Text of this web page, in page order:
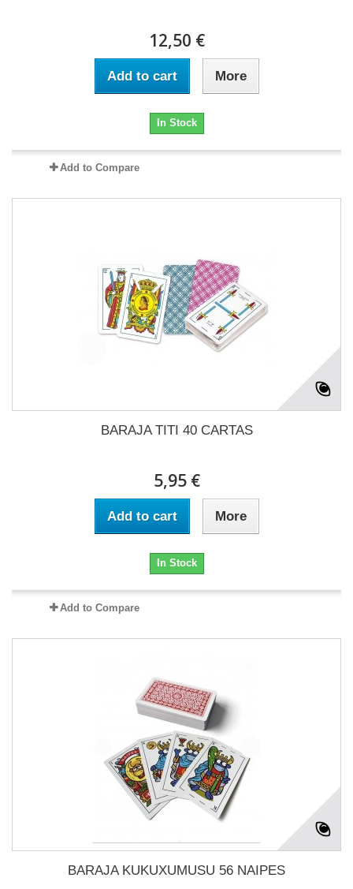
12,50 €
Add to cart More
In Stock
Add to Compare
BARAJA TITI 40 CARTAS
5,95 €
Add to cart More
In Stock
Add to Compare
BARAJA KUKUXUMUSU 56 NAIPES